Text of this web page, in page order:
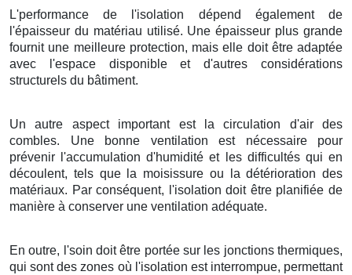
L'performance de l'isolation dépend également de
l'épaisseur du matériau utilisé. Une épaisseur plus grande
fournit une meilleure protection, mais elle doit être adaptée
avec l'espace disponible et d'autres considérations
structurels du bâtiment.
Un autre aspect important est la circulation d'air des
combles. Une bonne ventilation est nécessaire pour
prévenir l'accumulation d'humidité et les difficultés qui en
découlent, tels que la moisissure ou la détérioration des
matériaux. Par conséquent, l'isolation doit être planifiée de
manière à conserver une ventilation adéquate.
En outre, l'soin doit être portée sur les jonctions thermiques,
qui sont des zones où l'isolation est interrompue, permettant